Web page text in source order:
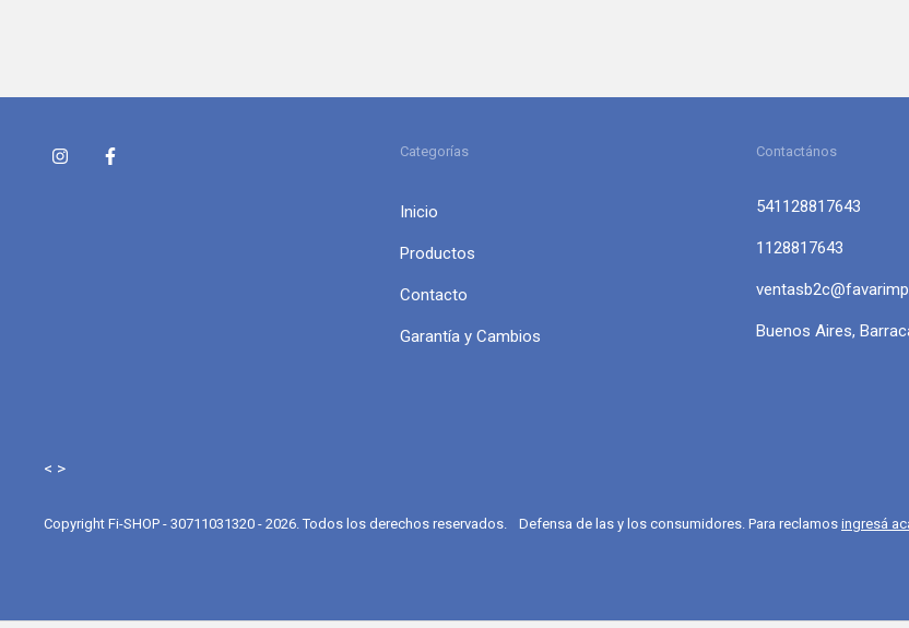
Categorías
Inicio
Productos
Contacto
Garantía y Cambios
Contactános
541128817643
1128817643
Buenos Aires,
< >
Copyright Fi-SHOP - 30711031320 - 2026. Todos los derechos reservados. Defensa de las y los consumidores. Para reclamos ingresá